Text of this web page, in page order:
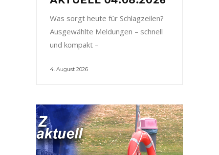
Was sorgt heute für Schlagzeilen?
Ausgewählte Meldungen – schnell
und kompakt –
4. August 2026